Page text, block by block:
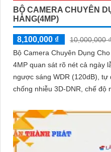
BỘ CAMERA CHUYÊN
HÀNG(4MP)
8,100,000 ₫
10,000,000 ₫
Bộ Camera Chuyên Dụng
4MP quan sát rõ nét cả ngày
ngược sáng WDR (120dB), tự
chống nhiễu 3D-DNR, chế độ ngày đêm
nghiệt